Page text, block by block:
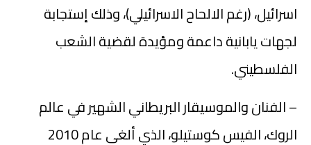
اسرائيل، (رغم الالحاح الاسرائيلي)، وذلك إستجابة
لجهات يابانية داعمة ومؤيدة لقضية الشعب
الفلسطيني.
– الفنان والموسيقار البريطاني الشهير في عالم
الروك، الفيس كوستيلو، الذي ألغى عام 2010